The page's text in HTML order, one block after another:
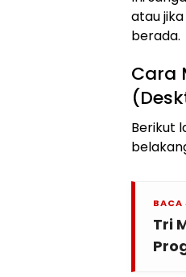
atau
berada.
Cara
Berikut
BACA
Tri